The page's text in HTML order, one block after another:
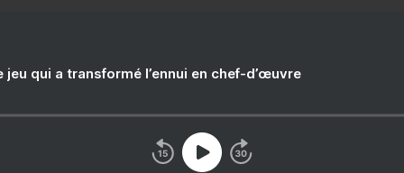
jeu qui a transformé l’ennui en chef-d’œuvre